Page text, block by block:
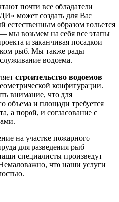
почти все обладатели
может создать для Вас
естественным образом вольется
мы возьмем на себя все этапы
и заканчивая посадкой
рыб. Мы также рады
водоема.
строительство водоемов
конфигурации.
внимание, что для
объема и площади требуется
а порой, и согласование с
на участке пожарного
для разведения рыб —
специалисты произведут
что наши услуги